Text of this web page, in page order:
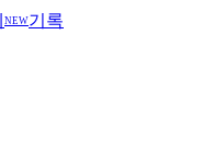
NEW기록